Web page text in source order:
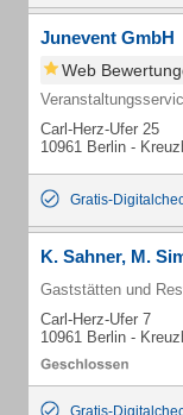
Junevent GmbH
Web
Carl-Herz-Ufer 25
10961 Berlin -
Gratis-
K. Sahner, M.
Gaststätten und
Carl-Herz-Ufer 7
10961 Berlin -
Gratis-